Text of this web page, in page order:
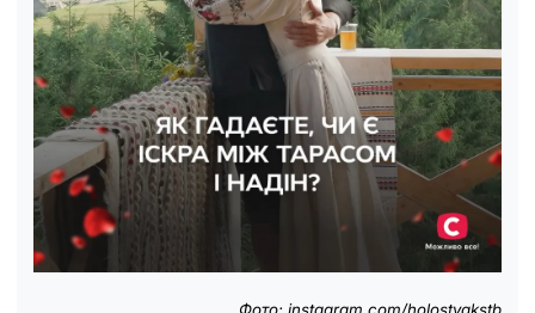
Фото: instagram.com/holostyakstb